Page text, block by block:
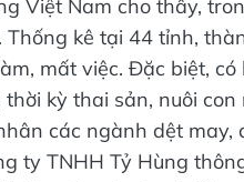
Việt Nam cho thấy,
kê tại 44 tỉnh,
mất việc. Đặc biệt,
kỳ thai sản, nuôi
các ngành dệt may,
ty TNHH Tỷ Hùng